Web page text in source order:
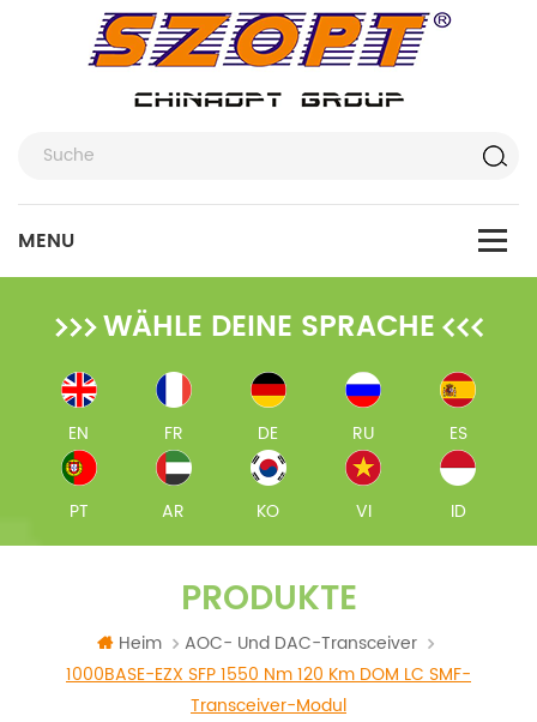
WÄHLE DEINE SPRACHE
EN FR DE RU ES
PT AR KO VI ID
PRODUKTE
Heim
AOC- Und DAC-Transceiver
1000BASE-EZX SFP 1550 Nm 120 Km DOM LC SMF-
Transceiver-Modul